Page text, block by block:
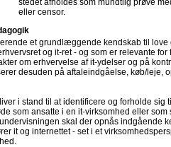
stedet afholdes som mundtlig prøve
eller censor.
et grundlæggende kendskab til
og it-ret - og som er relevante for
om erhvervelse af it-ydelser og på
desuden på aftaleindgåelse, køb/leje,
i stand til at identificere og forholde sig
som ansatte i en it-virksomhed eller
skal der opnås indgående
it og internettet - set i et